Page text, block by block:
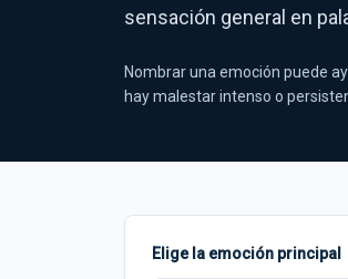
sensación general en
Nombrar una emoción puede
hay malestar intenso o
Elige la emoción principal